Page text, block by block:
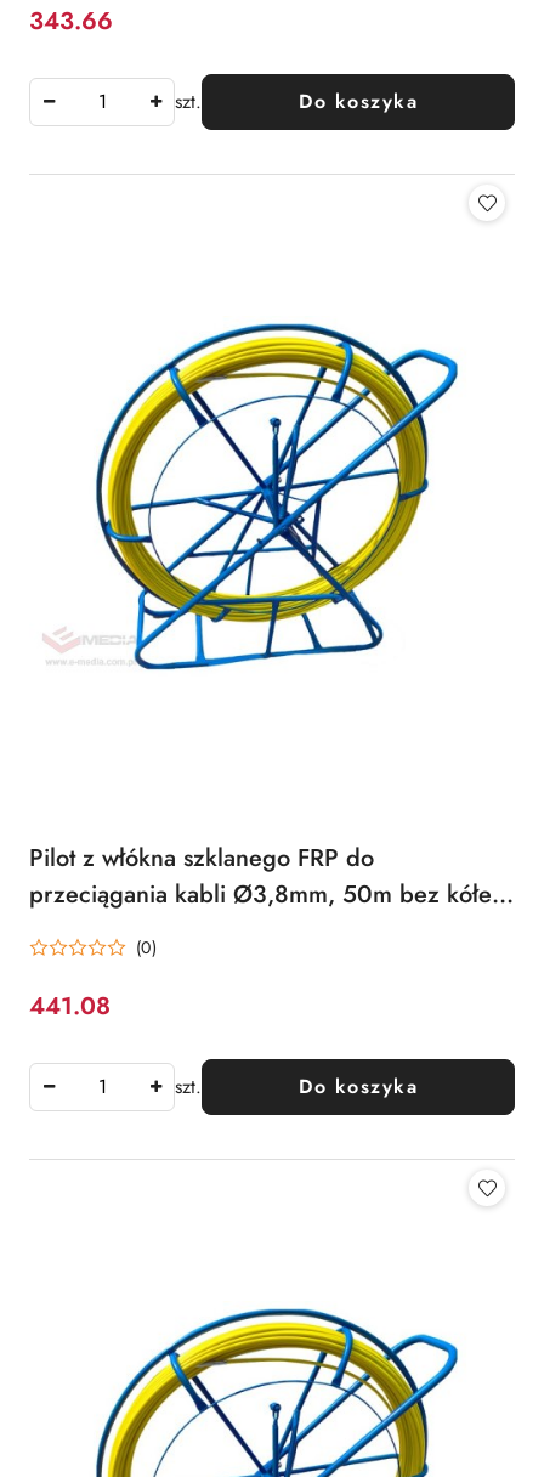
Cena:
343.66
szt. Do koszyka
Pilot z włókna szklanego FRP do
przeciągania kabli Ø3,8mm, 50m bez kółek
Q-LANTEC(0)
Cena:
441.08
szt. Do koszyka